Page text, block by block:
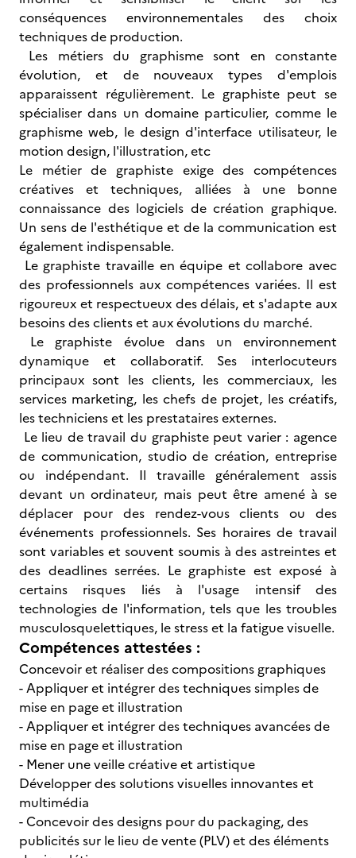
conséquences environnementales des choix
techniques de production.
Les métiers du graphisme sont en constante
évolution, et de nouveaux types d'emplois
apparaissent régulièrement. Le graphiste peut se
spécialiser dans un domaine particulier, comme le
graphisme web, le design d'interface utilisateur, le
motion design, l'illustration, etc
Le métier de graphiste exige des compétences
créatives et techniques, alliées à une bonne
connaissance des logiciels de création graphique.
Un sens de l'esthétique et de la communication est
également indispensable.
Le graphiste travaille en équipe et collabore avec
des professionnels aux compétences variées. Il est
rigoureux et respectueux des délais, et s'adapte aux
besoins des clients et aux évolutions du marché.
Le graphiste évolue dans un environnement
dynamique et collaboratif. Ses interlocuteurs
principaux sont les clients, les commerciaux, les
services marketing, les chefs de projet, les créatifs,
les techniciens et les prestataires externes.
Le lieu de travail du graphiste peut varier : agence
de communication, studio de création, entreprise
ou indépendant. Il travaille généralement assis
devant un ordinateur, mais peut être amené à se
déplacer pour des rendez-vous clients ou des
événements professionnels. Ses horaires de travail
sont variables et souvent soumis à des astreintes et
des deadlines serrées. Le graphiste est exposé à
certains risques liés à l'usage intensif des
technologies de l'information, tels que les troubles
musculosquelettiques, le stress et la fatigue visuelle.
Compétences attestées :
Concevoir et réaliser des compositions graphiques
- Appliquer et intégrer des techniques simples de
mise en page et illustration
- Appliquer et intégrer des techniques avancées de
mise en page et illustration
- Mener une veille créative et artistique
Développer des solutions visuelles innovantes et
multimédia
- Concevoir des designs pour du packaging, des
publicités sur le lieu de vente (PLV) et des éléments